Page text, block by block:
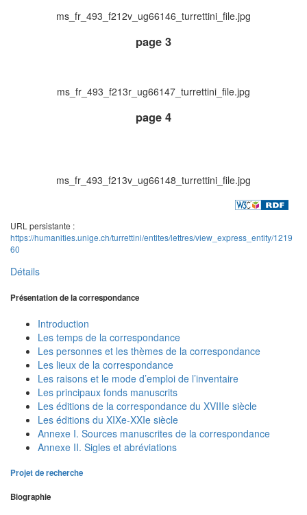
ms_fr_493_f212v_ug66146_turrettini_file.jpg
page 3
ms_fr_493_f213r_ug66147_turrettini_file.jpg
page 4
ms_fr_493_f213v_ug66148_turrettini_file.jpg
URL persistante :
https://humanities.unige.ch/turrettini/entites/lettres/view_express_entity/1219
60
Détails
Présentation de la correspondance
Introduction
Les temps de la correspondance
Les personnes et les thèmes de la correspondance
Les lieux de la correspondance
Les raisons et le mode d’emploi de l’inventaire
Les principaux fonds manuscrits
Les éditions de la correspondance du XVIIIe siècle
Les éditions du XIXe-XXIe siècle
Annexe I. Sources manuscrites de la correspondance
Annexe II. Sigles et abréviations
Projet de recherche
Biographie